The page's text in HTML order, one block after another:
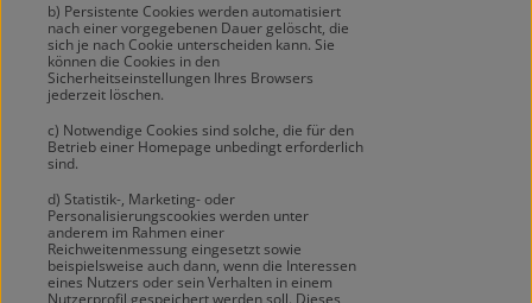
b) Persistente Cookies werden automatisiert
nach einer vorgegebenen Dauer gelöscht, die
sich je nach Cookie unterscheiden kann. Sie
können die Cookies in den
Sicherheitseinstellungen Ihres Browsers
jederzeit löschen.
c) Notwendige Cookies sind solche, die für den
Betrieb einer Homepage unbedingt erforderlich
sind.
d) Statistik-, Marketing- oder
Personalisierungscookies werden unter
anderem im Rahmen einer
Reichweitenmessung eingesetzt sowie
beispielsweise auch dann, wenn die Interessen
eines Nutzers oder sein Verhalten in einem
Nutzerprofil gespeichert werden soll. Dieses